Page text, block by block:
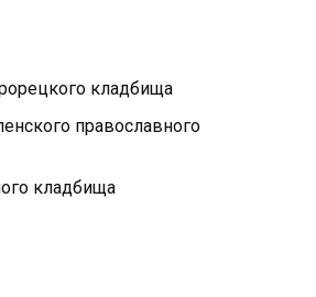
кладбища
православного
кладбища